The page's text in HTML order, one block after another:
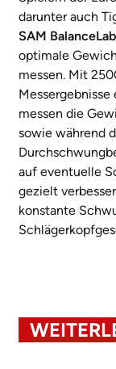
darunter auch
SAM BalanceLab
optimale
messen. Mit
messen die
sowie während
auf eventuelle
gezielt
konstante